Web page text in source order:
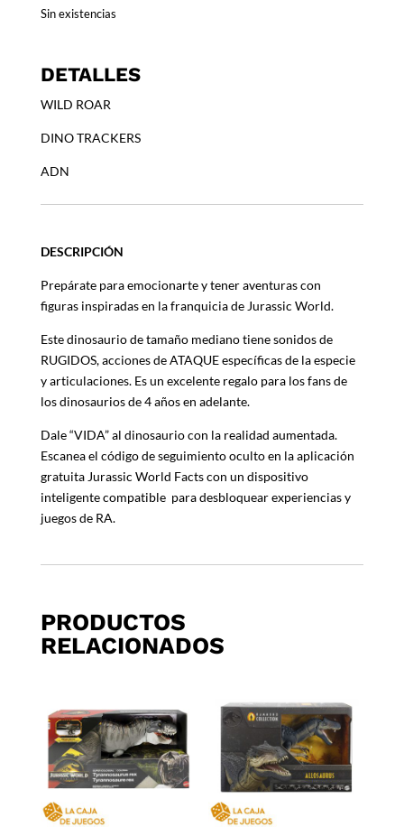
Sin existencias
DETALLES
WILD ROAR
DINO TRACKERS
ADN
DESCRIPCIÓN
Prepárate para emocionarte y tener aventuras con
figuras inspiradas en la franquicia de Jurassic World.
Este dinosaurio de tamaño mediano tiene sonidos de
RUGIDOS, acciones de ATAQUE específicas de la especie
y articulaciones. Es un excelente regalo para los fans de
los dinosaurios de 4 años en adelante.
Dale “VIDA” al dinosaurio con la realidad aumentada.
Escanea el código de seguimiento oculto en la aplicación
gratuita Jurassic World Facts con un dispositivo
inteligente compatible para desbloquear experiencias y
juegos de RA.
PRODUCTOS
RELACIONADOS